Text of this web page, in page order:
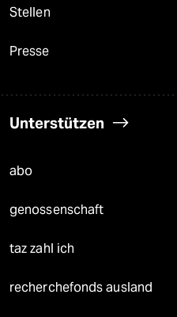
Stellen
Presse
Unterstützen
abo
genossenschaft
taz zahl ich
recherchefonds ausland